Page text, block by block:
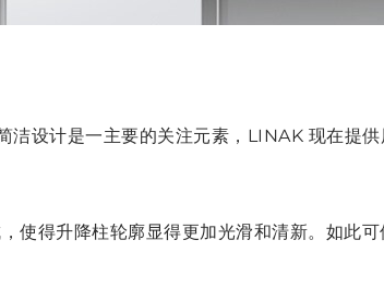
洁设计是一主要的关注元素，LINAK 现在提供
使得升降柱轮廓显得更加光滑和清新。如此